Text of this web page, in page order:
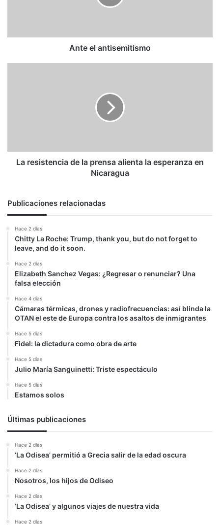
Ante el antisemitismo
en
Nicaragua
La resistencia de la prensa alienta la esperanza en
Nicaragua
Publicaciones relacionadas
Hace 2 días
Chitty La Roche: Trump, thank you, but do not forget to
leave, and do it soon.
Hace 2 días
Elizabeth Sanchez Vegas: ¿Regresar o renunciar? Una
falsa elección
Hace 4 días
Cámaras térmicas, drones y radiofrecuencias: así blinda la
OTAN el este de Europa contra los asaltos de inmigrantes
Hace 5 días
Fidel: la dictadura como obra de arte
Hace 5 días
Julio María Sanguinetti: Triste espectáculo
Hace 5 días
Estamos solos
Últimas publicaciones
Hace 2 días
‘La Odisea’ permitió a Grecia salir de la edad oscura
Hace 2 días
Nosotros, los hijos de Odiseo
Hace 2 días
‘La Odisea’ y algunos viajes de nuestra vida
Hace 2 días